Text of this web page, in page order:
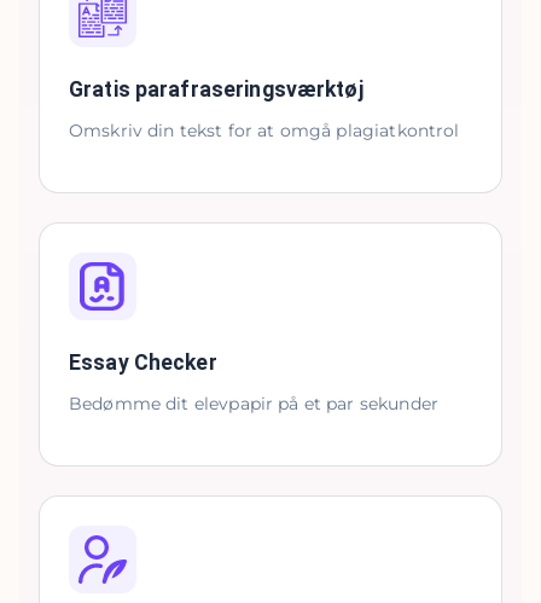
Gratis parafraseringsværktøj
Omskriv din tekst for at omgå plagiatkontrol
Essay Checker
Bedømme dit elevpapir på et par sekunder